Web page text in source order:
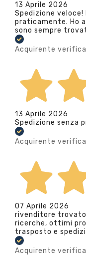
13 Aprile 2026
Spedizione
praticamente. Ho
sono sempre
Acquirente
13 Aprile 2026
Spedizione senza
Acquirente
07 Aprile 2026
rivenditore trovato
ricerche, ottimi
trasposto e
Acquirente